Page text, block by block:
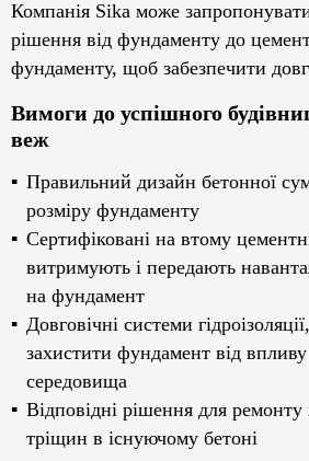
Компанія Sika може
рішення від фундаменту до
фундаменту, щоб забезпечити
Вимоги до успішного
веж
Правильний дизайн бетонної
розміру фундаменту
Сертифіковані на втому
витримують і передають
на фундамент
Довговічні системи
захистити фундамент від
середовища
Відповідні рішення для
тріщин в існуючому бетоні